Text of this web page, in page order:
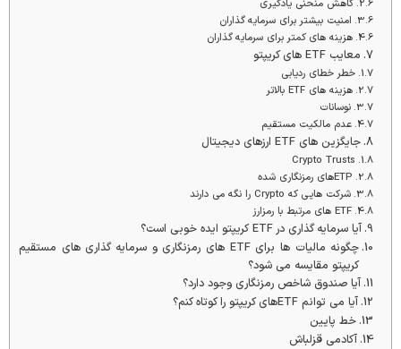
کاهش منحنی یادگیری
امنیت بیشتر برای سرمایه گذاران
هزینه های کمتر برای سرمایه گذاران
معایب ETF های کریپتو
خطر خطای ردیابی
هزینه های ETF بالاتر
نوسانات
عدم مالکیت مستقیم
جایگزین های ETF ارزهای دیجیتال
Crypto Trusts
ETPهای رمزنگاری شده
شرکت هایی که Crypto را نگه می دارند
ETF های مرتبط با رمزارز
آیا سرمایه گذاری در ETF کریپتو ایده خوبی است؟
چگونه مالیات ها برای ETF های رمزنگاری و سرمایه گذاری های مستقیم
کریپتو مقایسه می شود؟
آیا صندوق شاخص رمزنگاری وجود دارد؟
آیا می توانم ETFهای کریپتو را کوتاه کنم؟
خط پایین
آکادمی قزلباش